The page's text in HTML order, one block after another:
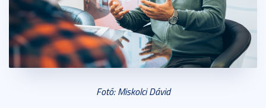
Fotó: Miskolci Dávid